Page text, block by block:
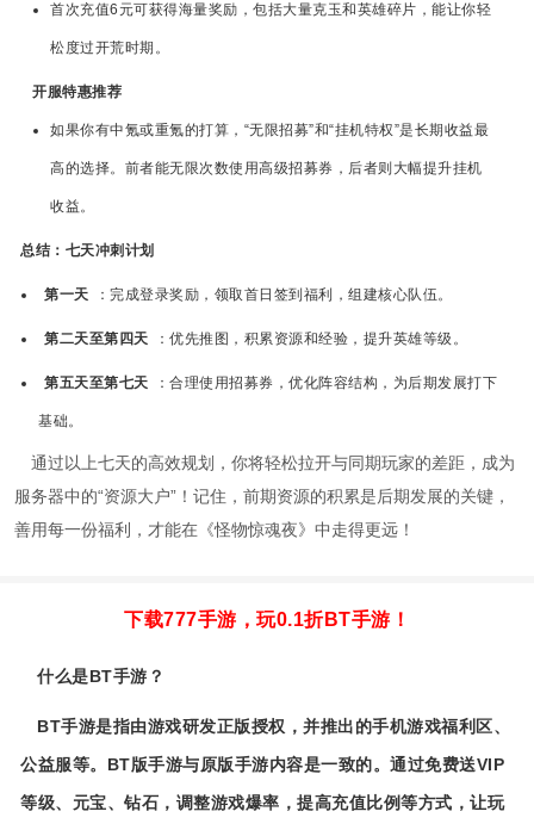
首次充值6元可获得海量奖励，包括大量克玉和英雄碎片，能让你轻
松度过开荒时期。
开服特惠推荐
如果你有中氪或重氪的打算，“无限招募”和“挂机特权”是长期收益最
高的选择。前者能无限次数使用高级招募券，后者则大幅提升挂机
收益。
总结：七天冲刺计划
第一天 ：完成登录奖励，领取首日签到福利，组建核心队伍。
第二天至第四天 ：优先推图，积累资源和经验，提升英雄等级。
第五天至第七天 ：合理使用招募券，优化阵容结构，为后期发展打下
基础。
通过以上七天的高效规划，你将轻松拉开与同期玩家的差距，成为
服务器中的“资源大户”！记住，前期资源的积累是后期发展的关键，
善用每一份福利，才能在《怪物惊魂夜》中走得更远！
下载777手游，玩0.1折BT手游！
什么是BT手游？
BT手游是指由游戏研发正版授权，并推出的手机游戏福利区、
公益服等。BT版手游与原版手游内容是一致的。通过免费送VIP
等级、元宝、钻石，调整游戏爆率，提高充值比例等方式，让玩